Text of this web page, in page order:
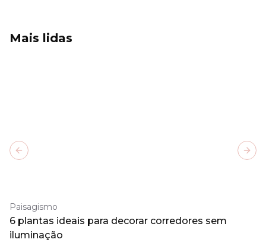
Mais lidas
Paisagismo
6 plantas ideais para decorar corredores sem
iluminação
Previous slide